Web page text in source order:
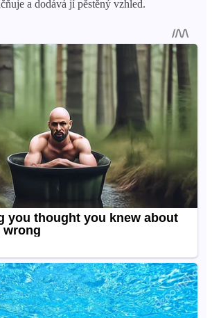
a dodává jí pěstěný vzhled.